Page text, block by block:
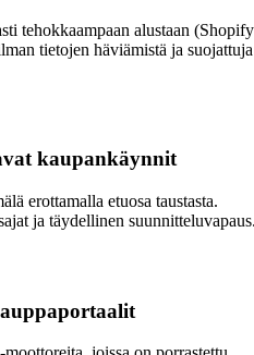
tehokkaampaan alustaan (Shopify
tietojen häviämistä ja suojattuja
kaupankäynnit
erottamalla etuosa taustasta.
ja täydellinen